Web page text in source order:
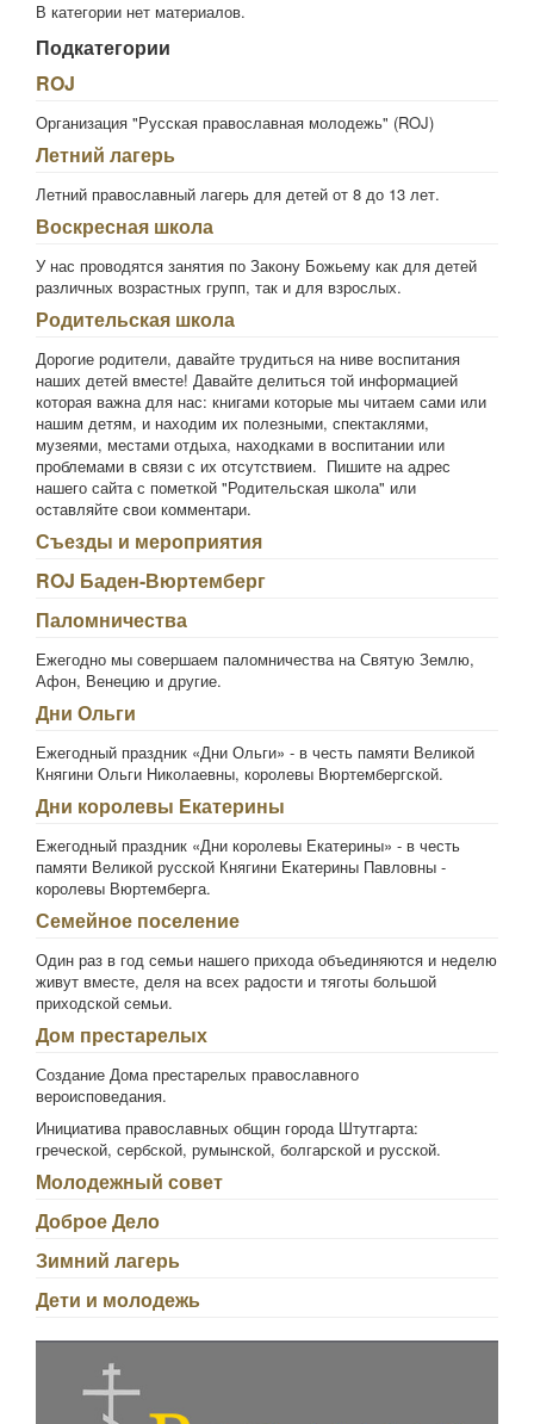
В категории нет материалов.
Подкатегории
ROJ
Организация "Русская православная молодежь" (ROJ)
Летний лагерь
Летний православный лагерь для детей от 8 до 13 лет.
Воскресная школа
У нас проводятся занятия по Закону Божьему как для детей
различных возрастных групп, так и для взрослых.
Родительская школа
Дорогие родители, давайте трудиться на ниве воспитания
наших детей вместе! Давайте делиться той информацией
которая важна для нас: книгами которые мы читаем сами или
нашим детям, и находим их полезными, спектаклями,
музеями, местами отдыха, находками в воспитании или
проблемами в связи с их отсутствием. Пишите на адрес
нашего сайта с пометкой "Родительская школа" или
оставляйте свои комментари.
Съезды и мероприятия
ROJ Баден-Вюртемберг
Паломничества
Ежегодно мы совершаем паломничества на Святую Землю,
Афон, Венецию и другие.
Дни Ольги
Ежегодный праздник «Дни Ольги» - в честь памяти Великой
Княгини Ольги Николаевны, королевы Вюртембергской.
Дни королевы Екатерины
Ежегодный праздник «Дни королевы Екатерины» - в честь
памяти Великой русской Княгини Екатерины Павловны -
королевы Вюртемберга.
Семейное поселение
Один раз в год семьи нашего прихода объединяются и неделю
живут вместе, деля на всех радости и тяготы большой
приходской семьи.
Дом престарелых
Создание Дома престарелых православного
вероисповедания.
Инициатива православных общин города Штутгарта:
греческой, сербской, румынской, болгарской и русской.
Молодежный совет
Доброе Дело
Зимний лагерь
Дети и молодежь